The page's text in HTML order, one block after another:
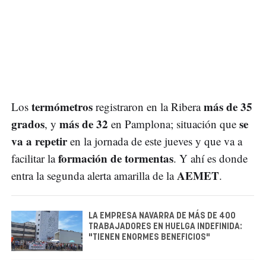
Los termómetros registraron en la Riberamás de 35
grados, y más de 32 en Pamplona; situación que se
va a repetiren la jornada de este jueves y que va a
facilitar laformación de tormentas. Y ahí es donde
entra la segunda alerta amarilla de laAEMET.
LA EMPRESA NAVARRA DE MÁS DE 400
TRABAJADORES EN HUELGA INDEFINIDA:
"TIENEN ENORMES BENEFICIOS"